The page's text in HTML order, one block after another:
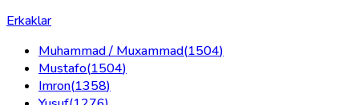
Erkaklar
Muhammad / Muxammad(1504)
Mustafo(1504)
Imron(1358)